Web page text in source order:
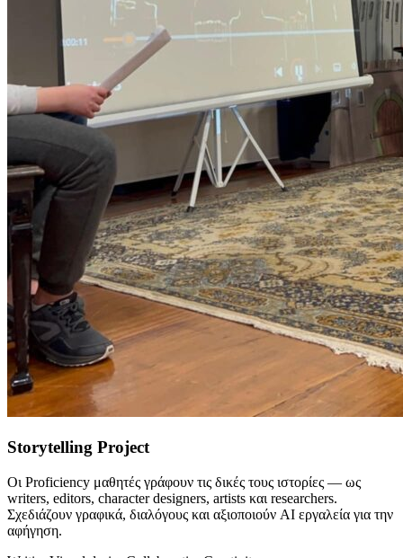
Storytelling Project
Οι Proficiency μαθητές γράφουν τις δικές τους ιστορίες — ως
writers, editors, character designers, artists και researchers.
Σχεδιάζουν γραφικά, διαλόγους και αξιοποιούν AI εργαλεία για την
αφήγηση.